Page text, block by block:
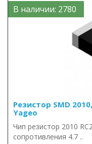
В наличии: 2780
Резистор SMD
Yageo
Чип резистор 2010
сопротивления 4.7 ..